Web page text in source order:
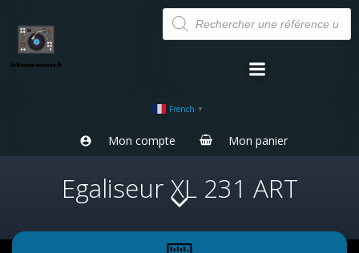
Aller
au
contenu
Recherche
de
produits
French ▼
Mon compte Mon panier
Egaliseur XL 231 ART